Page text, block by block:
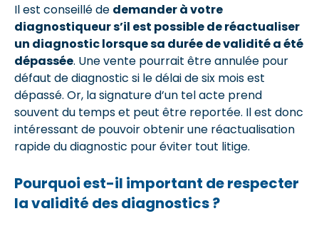
Il est conseillé de demander à votre
diagnostiqueur s’il est possible de réactualiser
un diagnostic lorsque sa durée de validité a été
dépassée. Une vente pourrait être annulée pour
défaut de diagnostic si le délai de six mois est
dépassé. Or, la signature d’un tel acte prend
souvent du temps et peut être reportée. Il est donc
intéressant de pouvoir obtenir une réactualisation
rapide du diagnostic pour éviter tout litige.
Pourquoi est-il important de respecter
la validité des diagnostics ?